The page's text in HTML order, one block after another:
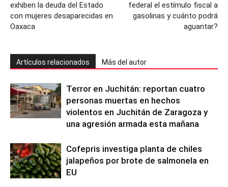
exhiben la deuda del Estado
con mujeres desaparecidas en
Oaxaca
federal el estímulo fiscal a
gasolinas y cuánto podrá
aguantar?
Artículos relacionados Más del autor
Terror en Juchitán: reportan cuatro
personas muertas en hechos
violentos en Juchitán de Zaragoza y
una agresión armada esta mañana
Cofepris investiga planta de chiles
jalapeños por brote de salmonela en
EU